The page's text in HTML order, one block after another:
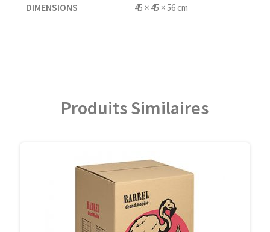
DIMENSIONS 45 × 45 × 56 cm
Produits Similaires